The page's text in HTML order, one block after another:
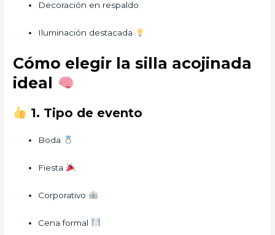
Decoración en respaldo
Iluminación destacada
Cómo elegir la silla acojinada
ideal
1. Tipo de evento
Boda
Fiesta
Corporativo
Cena formal